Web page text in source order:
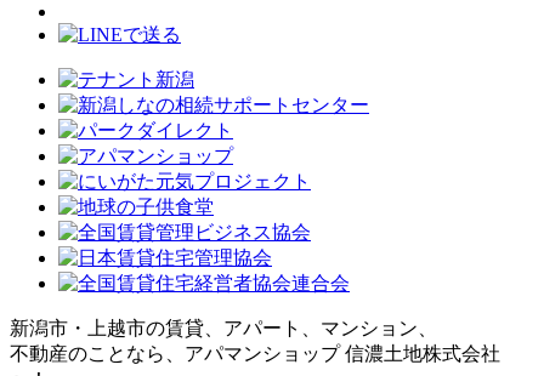
新潟市・上越市の賃貸、アパート、マンション、
不動産のことなら、アパマンショップ 信濃土地株式会社